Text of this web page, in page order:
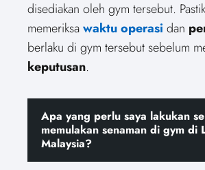
disediakan oleh gym tersebut.
memeriksawaktu operasi dan
berlaku di gym tersebut sebelum
keputusan.
Apa yang perlu saya lakukan
memulakan senaman di gym di
Malaysia?